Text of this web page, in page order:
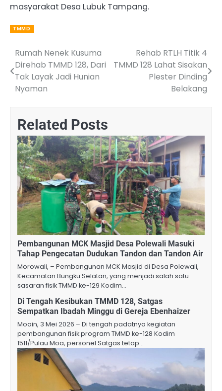
masyarakat Desa Lubuk Tampang.
TMMD
Post
navigation
Rumah Nenek Kusuma
Direhab TMMD 128, Dari
Tak Layak Jadi Hunian
Nyaman
Rehab RTLH Titik 4
TMMD 128 Lahat Sisakan
Plester Dinding
Belakang
Related Posts
Pembangunan MCK Masjid Desa Polewali Masuki
Tahap Pengecatan Dudukan Tandon dan Tandon Air
Morowali, – Pembangunan MCK Masjid di Desa Polewali,
Kecamatan Bungku Selatan, yang menjadi salah satu
sasaran fisik TMMD ke-129 Kodim…
Di Tengah Kesibukan TMMD 128, Satgas
Sempatkan Ibadah Minggu di Gereja Ebenhaizer
Moain, 3 Mei 2026 – Di tengah padatnya kegiatan
pembangunan fisik program TMMD ke-128 Kodim
1511/Pulau Moa, personel Satgas tetap…